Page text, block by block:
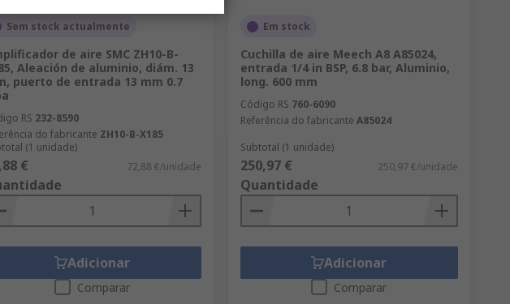
Sem stock actualmente
de aire SMC ZH10-B-
Aleación de aluminio, diám. 13
puerto de entrada 13 mm 0.7
RS 232-8590
do fabricante ZH10-B-X185
(1 unidade)
€ 72,88 €/unidade
Adicionar
Comparar
Em stock
Cuchilla de aire Meech A8 A85024,
entrada 1/4 in BSP, 6.8 bar, Aluminio,
long. 600 mm
Código RS 760-6090
Referência do fabricante A85024
Subtotal (1 unidade)
250,97 € 250,97 €/unidade
Quantidade
Adicionar
Comparar